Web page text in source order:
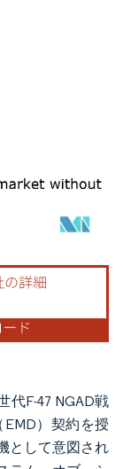
が必要です。
代F-47 NGAD戦
）契約を授
として意図され